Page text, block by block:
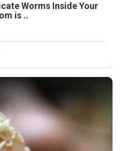
Worms Inside Your
is ..